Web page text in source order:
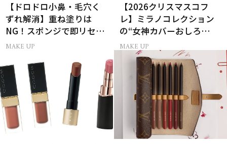
【ドロドロ小鼻・毛穴く
ずれ解消】重ね塗りは
NG！スポンジで即リセッ
トするプロ技
MAKE UP
【2026クリスマスコフ
レ】ミラノコレクション
の“女神カバーおしろ
い”で主役に！
MAKE UP